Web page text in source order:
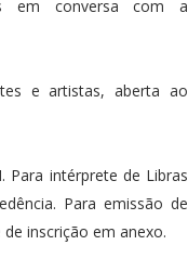
em conversa com a
e artistas, aberta ao
Para intérprete de Libras
Para emissão de
inscrição em anexo.